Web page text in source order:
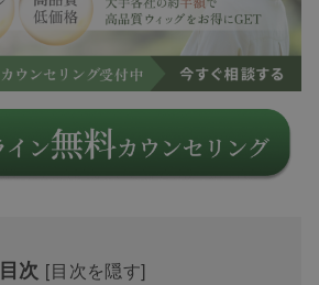
目次 [目次を隠す]